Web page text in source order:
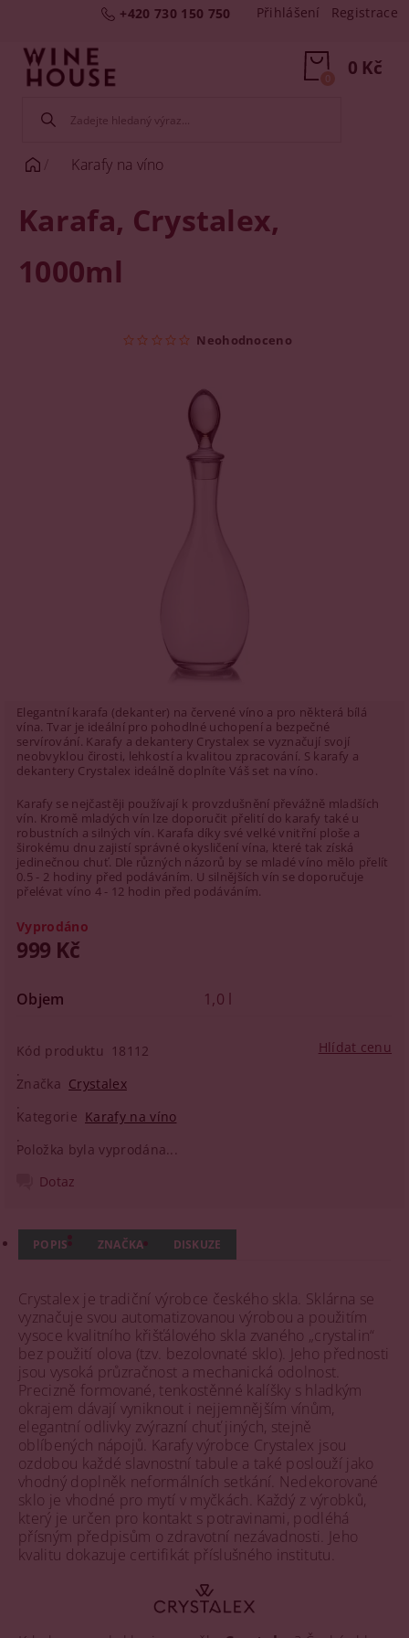
+420 730 150 750 Přihlášení Registrace
0 Kč
0
Karafy na víno
Karafa, Crystalex,
1000ml
Neohodnoceno
Elegantní karafa (dekanter) na červené víno a pro některá bílá
vína. Tvar je ideální pro pohodlné uchopení a bezpečné
servírování. Karafy a dekantery Crystalex se vyznačují svojí
neobvyklou čirosti, lehkostí a kvalitou zpracování. S karafy a
dekantery Crystalex ideálně doplníte Váš set na víno.
Karafy se nejčastěji používají k provzdušnění převážně mladších
vín. Kromě mladých vín lze doporučit přelití do karafy také u
robustních a silných vín. Karafa díky své velké vnitřní ploše a
širokému dnu zajistí správné okysličení vína, které tak získá
jedinečnou chuť. Dle různých názorů by se mladé víno mělo přelít
0.5 - 2 hodiny před podáváním. U silnějších vín se doporučuje
přelévat víno 4 - 12 hodin před podáváním.
Vyprodáno
999 Kč
Objem 1,0 l
Kód produktu
18112
Značka Crystalex
Kategorie Karafy na víno
Položka byla vyprodána...
Hlídat cenu
Dotaz
POPIS ZNAČKA DISKUZE
Crystalex je tradiční výrobce českého skla. Sklárna se
vyznačuje svou automatizovanou výrobou a použitím
vysoce kvalitního křišťálového skla zvaného „crystalin“
bez použití olova (tzv. bezolovnaté sklo). Jeho přednosti
jsou vysoká průzračnost a mechanická odolnost.
Precizně formované, tenkostěnné kalíšky s hladkým
okrajem dávají vyniknout i nejjemnějším vínům,
elegantní odlivky zvýrazní chuť jiných, stejně
oblíbených nápojů. Karafy výrobce Crystalex jsou
ozdobou každé slavnostní tabule a také poslouží jako
vhodný doplněk neformálních setkání. Nedekorované
sklo je vhodné pro mytí v myčkách. Každý z výrobků,
který je určen pro kontakt s potravinami, podléhá
přísným předpisům o zdravotní nezávadnosti. Jeho
kvalitu dokazuje certifikát příslušného institutu.